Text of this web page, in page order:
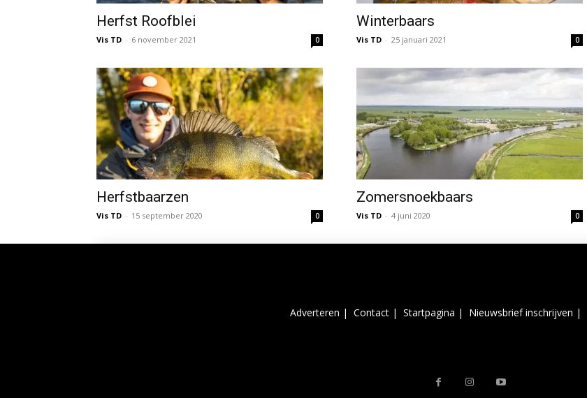
Herfst Roofblei
Vis TD - 6 november 2021 0
Winterbaars
Vis TD - 25 januari 2021 0
Herfstbaarzen
Vis TD - 15 september 2020 0
Zomersnoekbaars
Vis TD - 4 juni 2020 0
Adverteren | Contact | Startpagina | Nieuwsbrief inschrijven |